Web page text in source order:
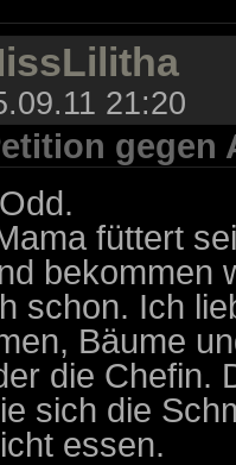
21:20
gegen
füttert
bekommen
schon. Ich
Bäume
die Chefin.
sich die
essen.